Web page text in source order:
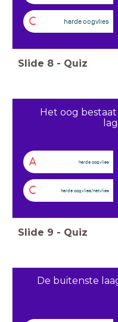
C harde oogvlies
Slide 8 - Quiz
Het oog
A harde oogvlies
C harde oogvlies/netvlies
Slide 9 - Quiz
De buitenste